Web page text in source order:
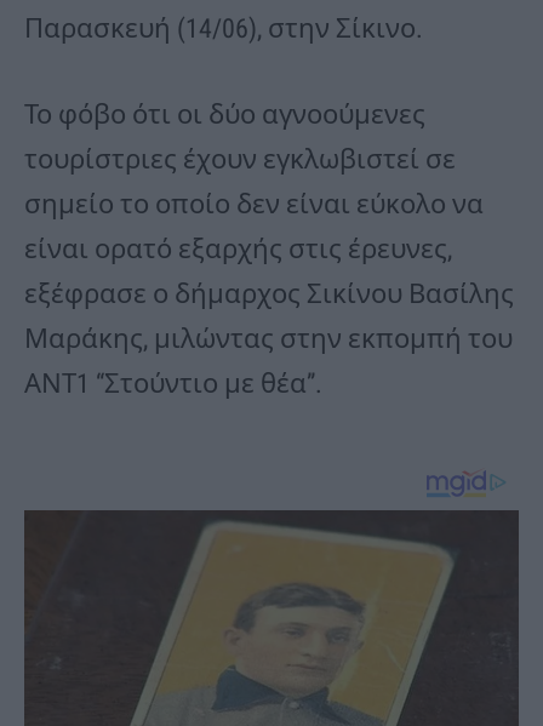
Παρασκευή (14/06), στην Σίκινο.
Το φόβο ότι οι δύο αγνοούμενες
τουρίστριες έχουν εγκλωβιστεί σε
σημείο το οποίο δεν είναι εύκολο να
είναι ορατό εξαρχής στις έρευνες,
εξέφρασε ο δήμαρχος Σικίνου Βασίλης
Μαράκης, μιλώντας στην εκπομπή του
ΑΝΤ1 “Στούντιο με θέα”.